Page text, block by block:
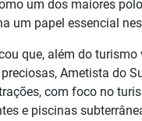
um dos maiores
um papel essencial
que, além do
Ametista do
com foco no
e piscinas